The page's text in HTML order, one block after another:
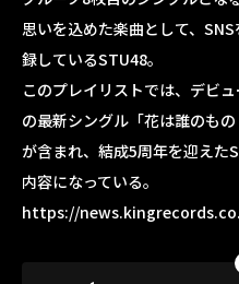
思いを込めた楽曲として、
録しているSTU48。
このプレイリストでは、デビ
の最新シングル「花は誰のも
が含まれ、結成5周年を迎えた
内容になっている。
https://